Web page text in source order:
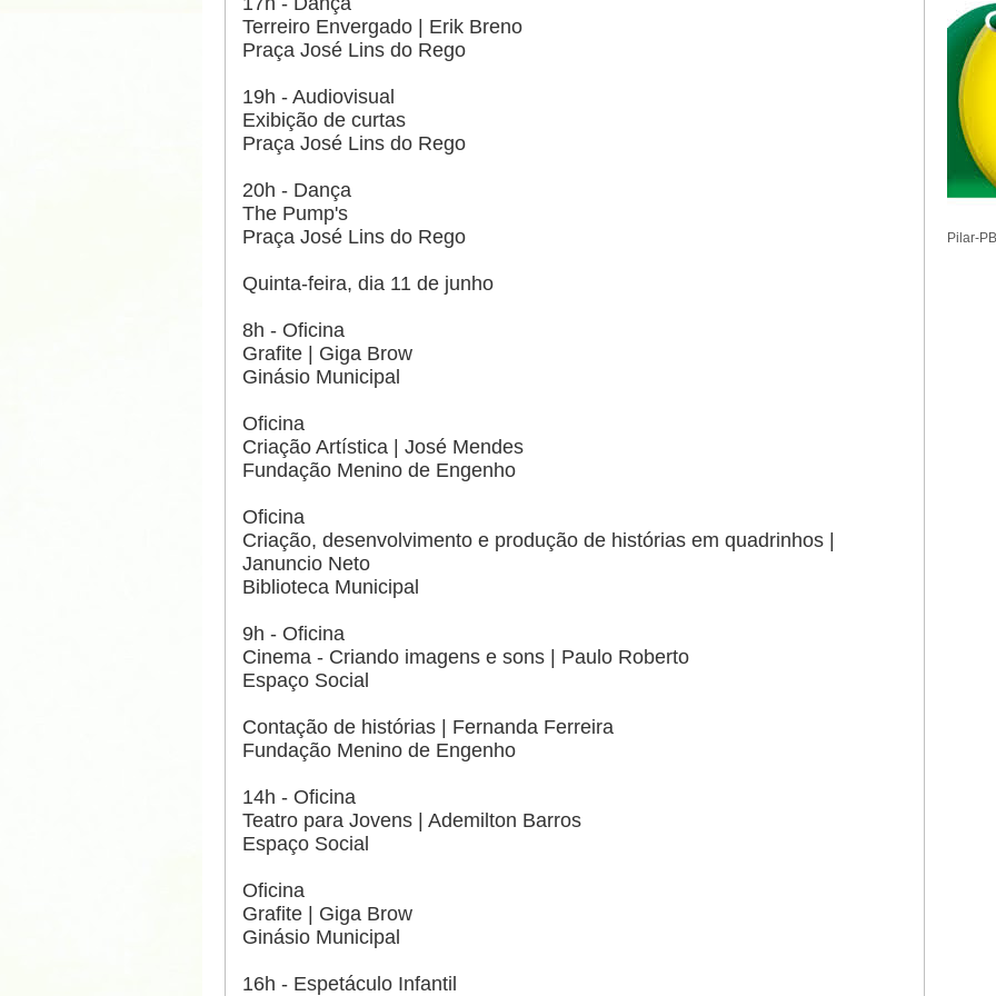
Terreiro Envergado | Erik Breno
Praça José Lins do Rego
19h - Audiovisual
Exibição de curtas
Praça José Lins do Rego
20h - Dança
The Pump's
Praça José Lins do Rego
Quinta-feira, dia 11 de junho
8h - Oficina
Grafite | Giga Brow
Ginásio Municipal
Oficina
Criação Artística | José Mendes
Fundação Menino de Engenho
Oficina
Criação, desenvolvimento e produção de histórias em quadrinhos |
Januncio Neto
Biblioteca Municipal
9h - Oficina
Cinema - Criando imagens e sons | Paulo Roberto
Espaço Social
Contação de histórias | Fernanda Ferreira
Fundação Menino de Engenho
14h - Oficina
Teatro para Jovens | Ademilton Barros
Espaço Social
Oficina
Grafite | Giga Brow
Ginásio Municipal
16h - Espetáculo Infantil
Pilar-PB